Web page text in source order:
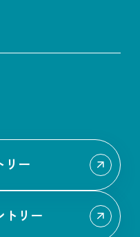
リー
トリー